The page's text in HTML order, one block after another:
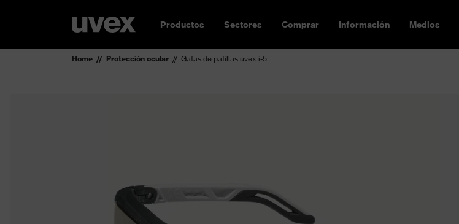
Productos Sectores Comprar Información Medios
Home Protección ocular Gafas de patillas uvex i-5